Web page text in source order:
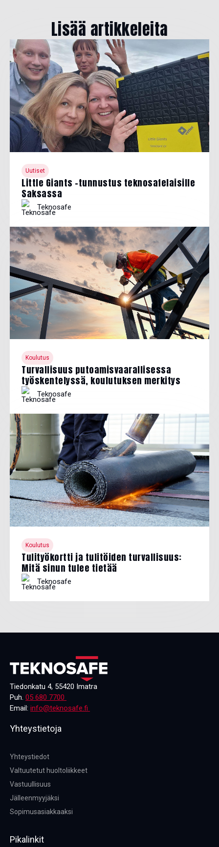
Lisää artikkeleita
Uutiset
Little Giants -tunnustus teknosafelaisille
Saksassa
Teknosafe
Koulutus
Turvallisuus putoamisvaarallisessa
työskentelyssä, koulutuksen merkitys
Teknosafe
Koulutus
Tulityökortti ja tulitöiden turvallisuus:
Mitä sinun tulee tietää
Teknosafe
Tiedonkatu 4, 55420 Imatra
Puh. 05 680 7700
Email: info@teknosafe.fi
Yhteystietoja
Yhteystiedot
Valtuutetut huoltoliikkeet
Vastuullisuus
Jälleenmyyjäksi
Sopimusasiakkaaksi
Pikalinkit